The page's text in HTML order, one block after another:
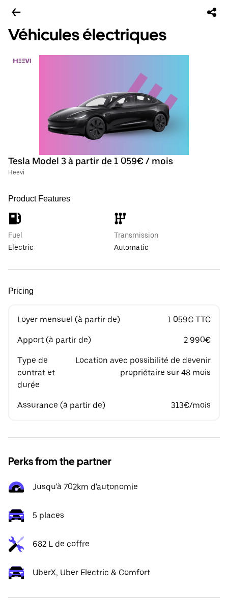
Véhicules électriques
Tesla Model 3 à partir de 1 059€ / mois
Heevi
Product Features
Fuel
Electric
Transmission
Automatic
Pricing
Loyer mensuel (à partir de) 1 059€ TTC
Apport (à partir de) 2 990€
Type de
contrat et
durée
Location avec possibilité de devenir
propriétaire sur 48 mois
Assurance (à partir de) 313€/mois
Perks from the partner
Jusqu'à 702km d'autonomie
5 places
682 L de coffre
UberX, Uber Electric & Comfort